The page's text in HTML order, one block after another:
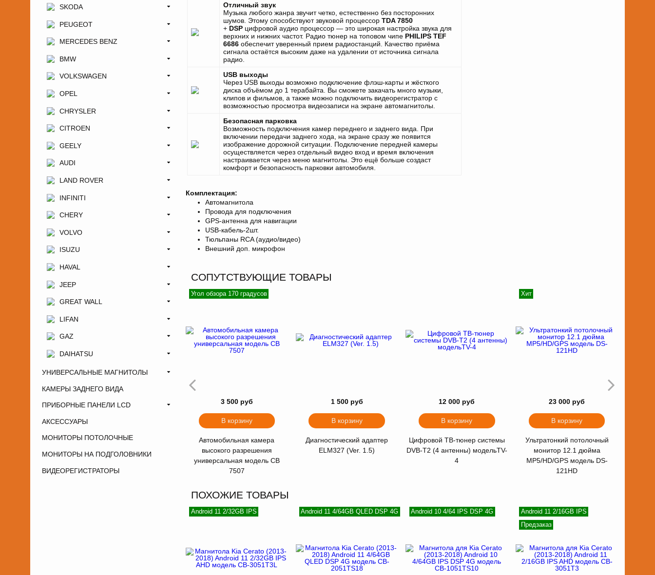
Отличный звук
Музыка любого жанра звучит четко, естественно без посторонних
шумов. Этому способствуют звуковой процессор TDA 7850
+ DSP цифровой аудио процессор — это широкая настройка звука для
верхних и нижних частот. Радио тюнер на топовом чипе PHILIPS TEF
6686 обеспечит уверенный прием радиостанций. Качество приёма
сигнала остаётся высоким даже на удалении от источника сигнала
радио.
USB выходы
Через USB выходы возможно подключение флэш-карты и жёсткого
диска объёмом до 1 терабайта. Вы сможете закачать много музыки,
клипов и фильмов, а также можно подключить видеорегистратор с
возможностью просмотра видеозаписи на экране автомагнитолы.
Безопасная парковка
Возможность подключения камер переднего и заднего вида. При
включении передачи заднего хода, на экране сразу же появится
изображение дорожной ситуации. Подключение передней камеры
осуществляется через отдельный видео вход и время включения
настраивается через меню магнитолы. Это ещё больше создаст
комфорт и безопасность парковки автомобиля.
Комплектация:
Автомагнитола
Провода для подключения
GPS-антенна для навигации
USB-кабель-2шт.
Тюльпаны RCA (аудио/видео)
Внешний доп. микрофон
СОПУТСТВУЮЩИЕ ТОВАРЫ
Угол обзора 170 градусов
3 500 руб
В корзину
Автомобильная камера
высокого разрешения
универсальная модель CB
7507
1 500 руб
В корзину
Диагностический адаптер
ELM327 (Ver. 1.5)
12 000 руб
В корзину
Цифровой ТВ-тюнер системы
DVB-T2 (4 антенны) модельTV-
4
Хит
23 000 руб
В корзину
Ультратонкий потолочный
монитор 12.1 дюйма
MP5/HD/GPS модель DS-
121HD
ПОХОЖИЕ ТОВАРЫ
Android 11 2/32GB IPS Android 11 4/64GB QLED DSP 4G Android 10 4/64 IPS DSP 4G
Android 11 2/16GB IPS
Предзаказ
SKODA
PEUGEOT
MERCEDES BENZ
BMW
VOLKSWAGEN
OPEL
CHRYSLER
CITROEN
GEELY
AUDI
LAND ROVER
INFINITI
CHERY
VOLVO
ISUZU
HAVAL
JEEP
GREAT WALL
LIFAN
GAZ
DAIHATSU
УНИВЕРСАЛЬНЫЕ МАГНИТОЛЫ
КАМЕРЫ ЗАДНЕГО ВИДА
ПРИБОРНЫЕ ПАНЕЛИ LCD
АКСЕССУАРЫ
МОНИТОРЫ ПОТОЛОЧНЫЕ
МОНИТОРЫ НА ПОДГОЛОВНИКИ
ВИДЕОРЕГИСТРАТОРЫ